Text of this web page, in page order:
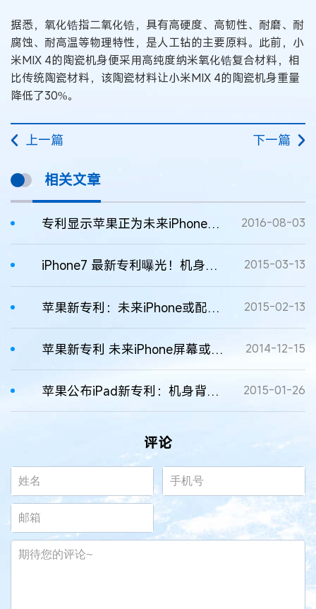
据悉，氧化锆指二氧化锆，具有高硬度、高韧性、耐磨、耐
腐蚀、耐高温等物理特性，是人工钻的主要原料。此前，小
米MIX 4的陶瓷机身便采用高纯度纳米氧化锆复合材料，相
比传统陶瓷材料，该陶瓷材料让小米MIX 4的陶瓷机身重量
降低了30%。
上一篇 下一篇
相关文章
专利显示苹果正为未来iPhone储备双卡技术 2016-08-03
iPhone7 最新专利曝光！机身全荧幕设计科幻无比 2015-03-13
苹果新专利：未来iPhone或配变焦镜头 2015-02-13
苹果新专利 未来iPhone屏幕或支持触觉反馈 2014-12-15
苹果公布iPad新专利：机身背后添加游戏控制 2015-01-26
评论